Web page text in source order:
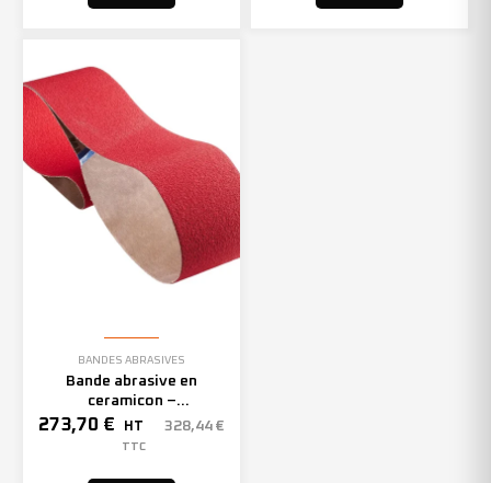
BANDES ABRASIVES
Bande abrasive en
ceramicon –
150mmx2000mm – Grain 40
– 305969 (x10)
273,70 € HT 328,44 €
TTC